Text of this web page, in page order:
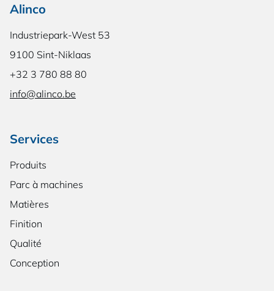
Alinco
Industriepark-West 53
9100 Sint-Niklaas
+32 3 780 88 80
info@alinco.be
Services
Produits
Parc à machines
Matières
Finition
Qualité
Conception